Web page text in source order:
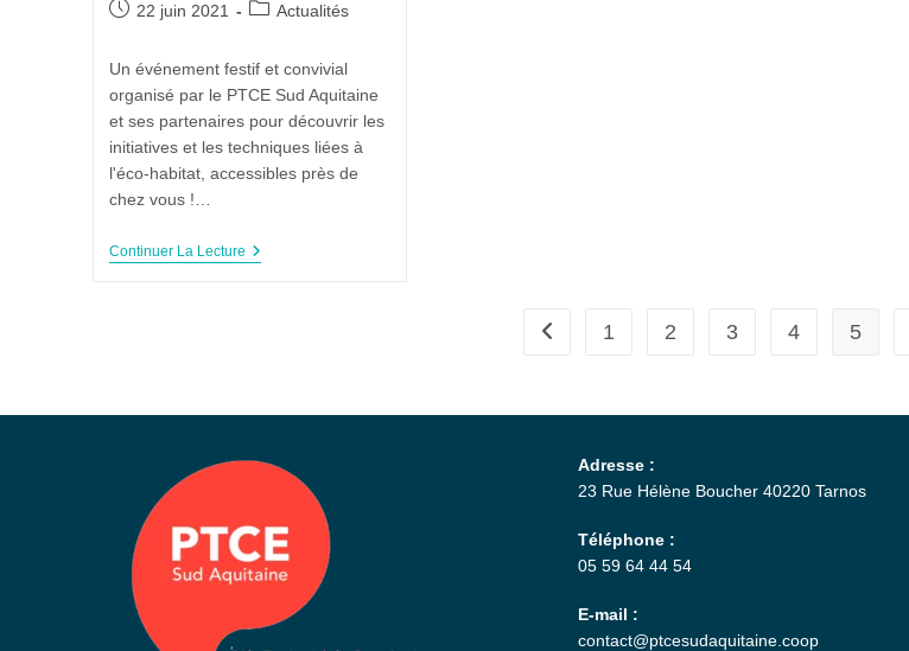
22 juin 2021 Actualités
Un événement festif et convivial
organisé par le PTCE Sud Aquitaine
et ses partenaires pour découvrir les
initiatives et les techniques liées à
l'éco-habitat, accessibles près de
chez vous !…
Continuer La Lecture
1 2 3 4 5
Adresse :
23 Rue Hélène Boucher 40220 Tarnos
Téléphone :
05 59 64 44 54
E-mail :
contact@ptcesudaquitaine.coop